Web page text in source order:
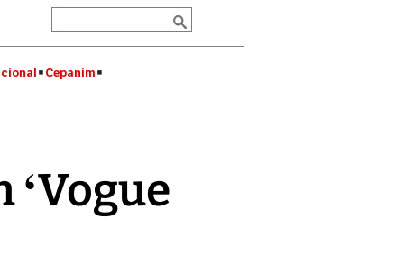
Cepanim
‘Vogue